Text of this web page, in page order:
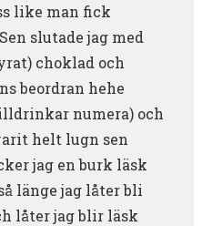
like man fick
slutade jag med
choklad och
beordran hehe
numera) och
helt lugn sen
jag en burk läsk
länge jag låter bli
låter jag blir läsk